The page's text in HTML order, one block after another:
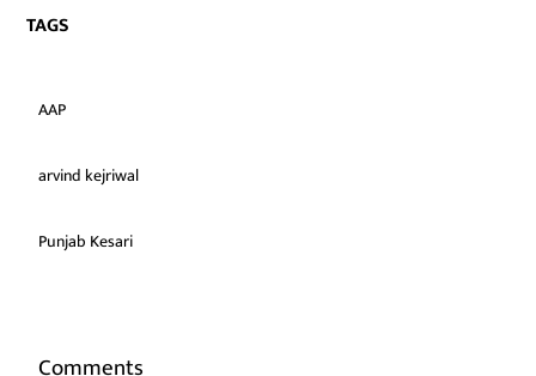
TAGS
AAP
arvind kejriwal
Punjab Kesari
Comments